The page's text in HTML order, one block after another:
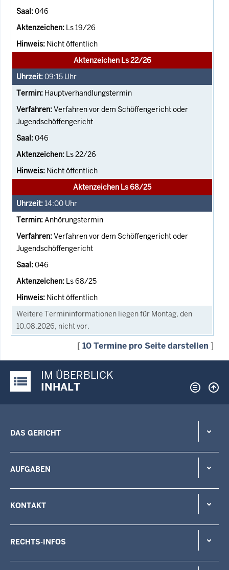
046
Ls 19/26
Nicht öffentlich
Aktenzeichen Ls 22/26
09:15 Uhr
Hauptverhandlungstermin
Verfahren vor dem Schöffengericht oder
Jugendschöffengericht
046
Ls 22/26
Nicht öffentlich
Aktenzeichen Ls 68/25
14:00 Uhr
Anhörungstermin
Verfahren vor dem Schöffengericht oder
Jugendschöffengericht
046
Ls 68/25
Nicht öffentlich
Weitere Termininformationen liegen für Montag, den
10.08.2026, nicht vor.
[10 Termine pro Seite darstellen ]
Justiz-Portal im Überblick:
IM ÜBERBLICK
INHALT
DAS GERICHT
AUFGABEN
KONTAKT
RECHTS-INFOS